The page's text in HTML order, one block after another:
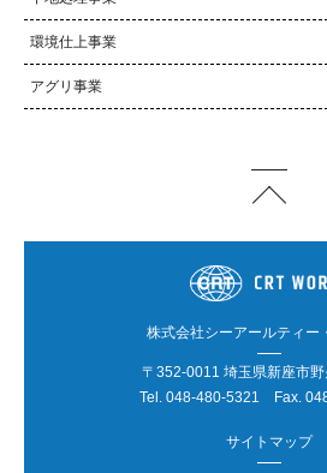
環境仕上事業
アグリ事業
株式会社シーアールティー
〒352-0011 埼玉県新座市
Tel. 048-480-5321 Fax.
サイトマップ